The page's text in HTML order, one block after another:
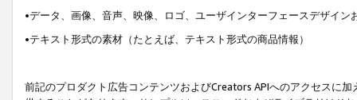
•データ、画像、音声、映像、ロゴ、ユーザインターフェースデザイ
•テキスト形式の素材（たとえば、テキスト形式の商品情報）
前記のプロダクト広告コンテンツおよびCreators APIへのアクセスに